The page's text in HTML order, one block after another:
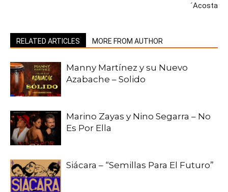
´Acosta
RELATED ARTICLES MORE FROM AUTHOR
Manny Martínez y su Nuevo
Azabache – Solido
Marino Zayas y Nino Segarra – No
Es Por Ella
Siácara – “Semillas Para El Futuro”